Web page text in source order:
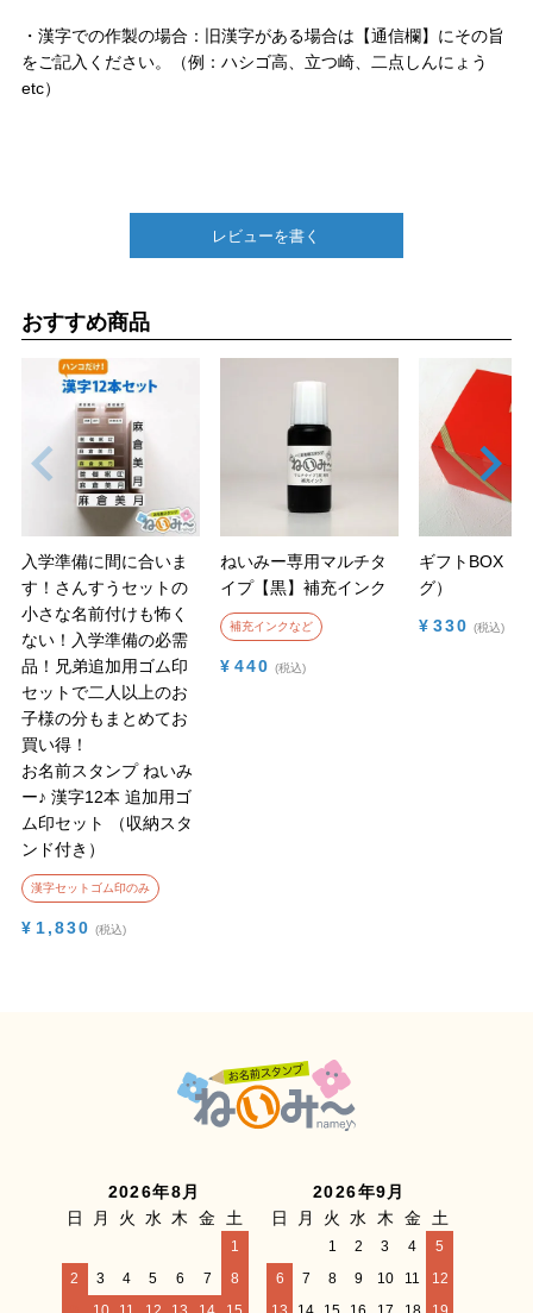
・ 漢字での作製の場合：
旧漢字がある場合は【通信欄】にその旨
をご記入ください。（例：ハシゴ高、立つ崎、二点しんにょう
etc）
レビューを書く
おすすめ商品
入学準備に間に合いま
す！さんすうセットの
小さな名前付けも怖く
ない！入学準備の必需
品！兄弟追加用ゴム印
セットで二人以上のお
子様の分もまとめてお
買い得！
お名前スタンプ ねいみ
ー♪ 漢字12本 追加用ゴ
ム印セット （収納スタ
ンド付き）
漢字セットゴム印のみ
¥ 1,830 税込
ねいみー専用マルチタ
イプ【黒】補充インク
補充インクなど
¥ 440 税込
ギフトBOX（
グ）
¥ 330 税込
2026年8月
日
月 火 水 木 金 土
1
2
3 4 5 6 7
8
2026年9月
日
月 火 水 木 金 土
1 2 3 4
5
6
7 8 9 10 11
12